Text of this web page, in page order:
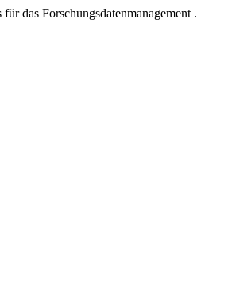
das Forschungsdatenmanagement .